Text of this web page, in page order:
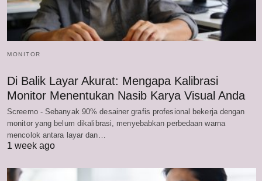
MONITOR
Di Balik Layar Akurat: Mengapa Kalibrasi
Monitor Menentukan Nasib Karya Visual Anda
Screemo - Sebanyak 90% desainer grafis profesional bekerja dengan
monitor yang belum dikalibrasi, menyebabkan perbedaan warna
mencolok antara layar dan…
1 week ago